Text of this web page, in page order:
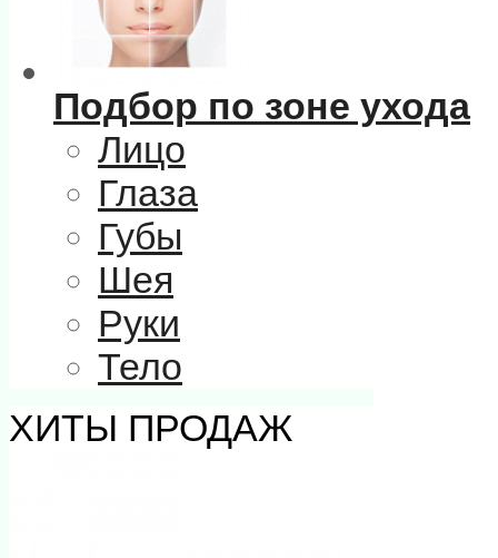
Подбор по зоне ухода
Лицо
Глаза
Губы
Шея
Руки
Тело
ХИТЫ ПРОДАЖ